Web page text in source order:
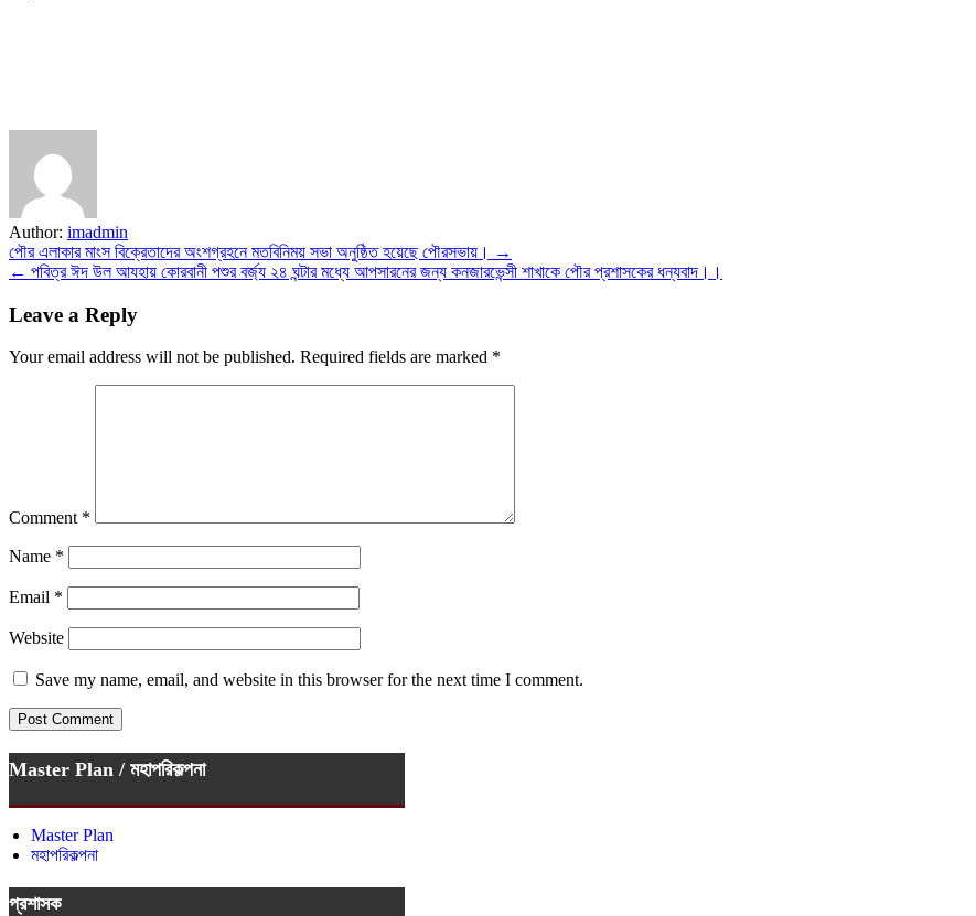
Author: imadmin
Post
navigation
পৌর এলাকার মাংস বিক্রেতাদের অংশগ্রহনে মতবিনিময় সভা অনুষ্ঠিত হয়েছে পৌরসভায়। →
← পবিত্র ঈদ উল আযহায় কোরবানী পশুর বর্জ্য ২৪ ঘন্টার মধ্যে আপসারনের জন্য কনজারভেন্সী শাখাকে পৌর প্রশাসকের ধন্যবাদ।।
Leave a Reply
Your email address will not be published. Required fields are marked *
Comment *
Name *
Email *
Website
Save my name, email, and website in this browser for the next time I comment.
Master Plan / মহাপরিকল্পনা
Master Plan
মহাপরিকল্পনা
প্রশাসক